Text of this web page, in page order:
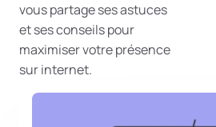
vous partage ses astuces
et ses conseils pour
maximiser votre présence
sur internet.